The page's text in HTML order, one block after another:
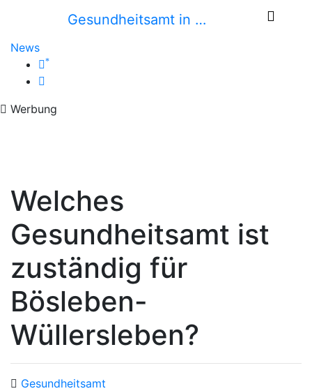
Gesundheitsamt in …
News
*
Werbung
Welches
Gesundheitsamt ist
zuständig für
Bösleben-
Wüllersleben?
Gesundheitsamt